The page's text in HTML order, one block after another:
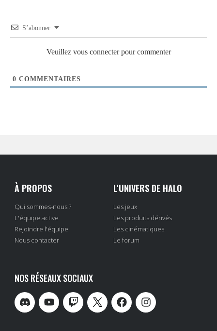
S’abonner
Veuillez vous connecter pour commenter
0 COMMENTAIRES
À PROPOS
Qui sommes-nous ?
L'équipe active
Rejoindre l'équipe
Nous contacter
L'UNIVERS DE HALO
Les jeux
Les produits dérivés
Les cinématiques
Le forum
NOS RÉSEAUX SOCIAUX